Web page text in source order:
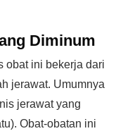
Diminum
obat ini bekerja dari
jerawat. Umumnya
jerawat yang
Obat-obatan ini